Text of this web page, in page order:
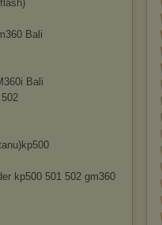
Bali
Bali
kp500 501 502 gm360